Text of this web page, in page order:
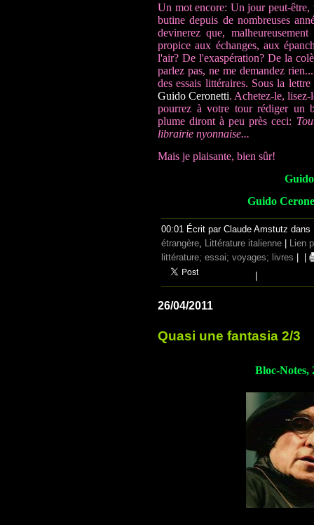
Un mot encore: Un jour peut-être,
butine depuis de nombreuses
devinerez que,
propice aux échanges, aux
l'air? De l'exaspération? De la
parlez pas, ne me demandez
des essais littéraires. Sous la
Guido Ceronetti. Achetez-le, lisez-
pourrez à votre tour rédiger un
plume diront à peu près ceci:
librairie nyonnaise...
Mais je plaisante, bien sûr!
Guido
00:01 Écrit par Claude Amstutz dans
étrangère Littérature italienne | Lien
littérature; essai; voyages; livres | |
|
26/04/2011
Quasi une fantasia 2/3
Bloc-Notes,